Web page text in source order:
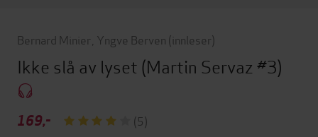
Bernard Minier Yngve Berven (innleser)
Ikke slå av lyset (Martin Servaz #3)
169,-
(5)